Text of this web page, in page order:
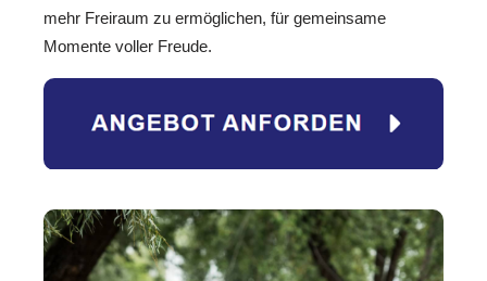
mehr Freiraum zu ermöglichen, für gemeinsame
Momente voller Freude.